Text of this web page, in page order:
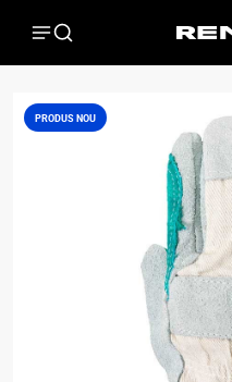
PRODUS NOU